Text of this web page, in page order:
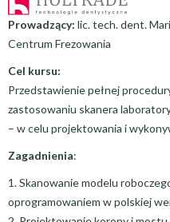
Prowadzący: lic. tech. dent.
Centrum Frezowania
Cel kursu:
Przedstawienie pełnej
zastosowaniu skanera
– w celu projektowania i
Zagadnienia:
1. Skanowanie modelu
oprogramowaniem w polskiej